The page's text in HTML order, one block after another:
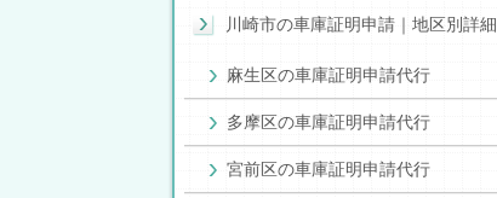
川崎市の車庫証明申請｜地区別詳細
麻生区の車庫証明申請代行
多摩区の車庫証明申請代行
宮前区の車庫証明申請代行